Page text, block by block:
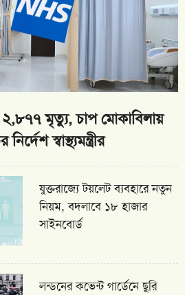
চাপ মোকাবিলায়
স্বাস্থ্যমন্ত্রীর
যুক্তরাজ্যে টয়লেট ব্যবহারে নতুন
নিয়ম, বদলাবে ১৮ হাজার
সাইনবোর্ড
লন্ডনের কভেন্ট গার্ডেনে ছুরি